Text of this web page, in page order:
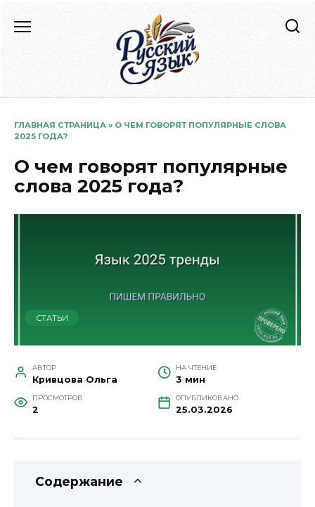
содержанию
ГЛАВНАЯ СТРАНИЦА » О ЧЕМ ГОВОРЯТ ПОПУЛЯРНЫЕ СЛОВА
2025 ГОДА?
О чем говорят популярные
слова 2025 года?
СТАТЬИ
АВТОР
Кривцова Ольга
НА ЧТЕНИЕ
3 мин
ПРОСМОТРОВ
2
ОПУБЛИКОВАНО
25.03.2026
Содержание